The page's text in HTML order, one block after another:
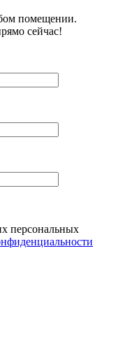
помещении.
сейчас!
персональных